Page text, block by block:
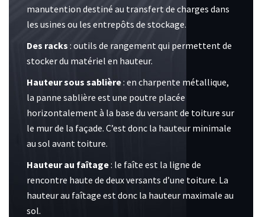
manutention destiné au transfert de charges dans
les usines ou les entrepôts de stockage.
Des racks : outils de rangement qui permettent de
stocker du matériel en hauteur.
Hauteur sous sablière: en charpente métallique,
la panne sablière est une poutre placée
horizontalement à la base du versant de toiture sur
le mur de la façade. C’est donc la hauteur minimale
au sol avant toiture.
Hauteur au faîtage: le faîte est la ligne de
rencontre haute de deux versants d’une toiture. La
hauteur au faîtage est donc la hauteur maximale au
sol.